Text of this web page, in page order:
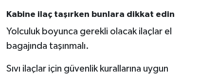
Kabine ilaç taşırken bunlara dikkat edin
Yolculuk boyunca gerekli olacak ilaçlar el
bagajında taşınmalı.
Sıvı ilaçlar için güvenlik kurallarına uygun